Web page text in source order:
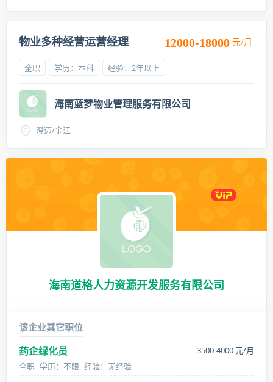
12000-18000 元/月
物业多种经营运营经理
全职 学历：本科 经验：2年以上
海南蓝梦物业管理服务有限公司
澄迈/金江
海南道格人力资源开发服务有限公司
该企业其它职位
药企绿化员
3500-4000 元/月
全职 学历：不限 经验：无经验